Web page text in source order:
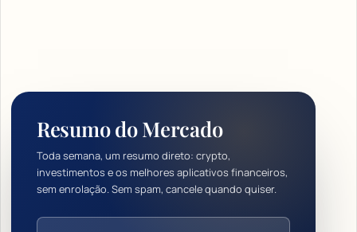
Resumo do Mercado
Toda semana, um resumo direto: crypto,
investimentos e os melhores aplicativos financeiros,
sem enrolação. Sem spam, cancele quando quiser.
Endereço de e-mail